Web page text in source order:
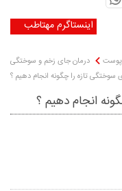
اینستاگرم مهتاطب
پوست
درمان جای زخم و سوختگی
سوختگی تازه را چگونه انجام دهیم ؟
انجام دهیم ؟